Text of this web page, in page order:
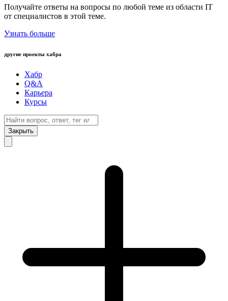
Получайте ответы на вопросы по любой теме из области IT
от специалистов в этой теме.
Узнать больше
другие проекты хабра
Хабр
Q&A
Карьера
Курсы
Закрыть